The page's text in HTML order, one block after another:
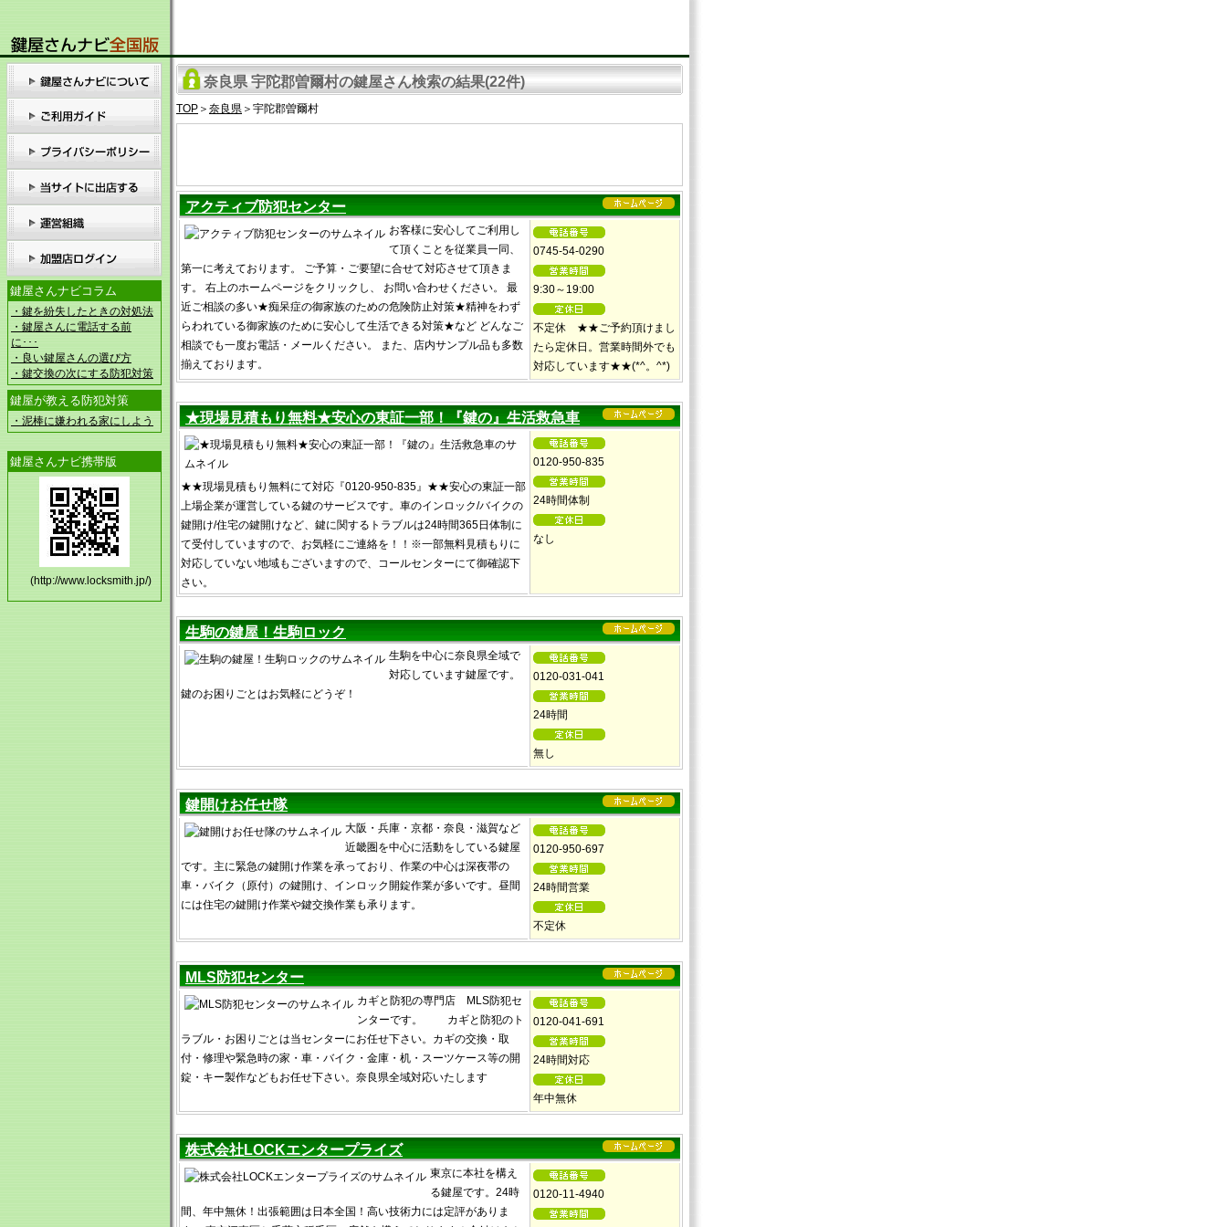
鍵屋さんナビコラム
・鍵を紛失したときの対処法
・鍵屋さんに電話する前
に･･･
・良い鍵屋さんの選び方
・鍵交換の次にする防犯対策
鍵屋が教える防犯対策
・泥棒に嫌われる家にしよう
鍵屋さんナビ携帯版
(http://www.locksmith.jp/)
奈良県 宇陀郡曽爾村の鍵屋さん検索の結果(22件)
TOP ＞ 奈良県 ＞宇陀郡曽爾村
アクティブ防犯センター
お客様に安心してご利用し
て頂くことを従業員一同、
第一に考えております。 ご予算・ご要望に合せて対応させて頂きま
す。 右上のホームページをクリックし、 お問い合わせください。 最
近ご相談の多い★痴呆症の御家族のための危険防止対策★精神をわず
らわれている御家族のために安心して生活できる対策★など どんなご
相談でも一度お電話・メールください。 また、店内サンプル品も多数
揃えております。
0745-54-0290
9:30～19:00
不定休 ★★ご予約頂けまし
たら定休日。営業時間外でも
対応しています★★(*^。^*)
★現場見積もり無料★安心の東証一部！『鍵の』生活救急車
★★現場見積もり無料にて対応『0120-950-835』★★安心の東証一部
上場企業が運営している鍵のサービスです。車のインロック/バイクの
鍵開け/住宅の鍵開けなど、鍵に関するトラブルは24時間365日体制に
て受付していますので、お気軽にご連絡を！！※一部無料見積もりに
対応していない地域もございますので、コールセンターにて御確認下
さい。
0120-950-835
24時間体制
なし
生駒の鍵屋！生駒ロック
生駒を中心に奈良県全域で
対応しています鍵屋です。
鍵のお困りごとはお気軽にどうぞ！
0120-031-041
24時間
無し
鍵開けお任せ隊
大阪・兵庫・京都・奈良・滋賀など
近畿圏を中心に活動をしている鍵屋
です。主に緊急の鍵開け作業を承っており、作業の中心は深夜帯の
車・バイク（原付）の鍵開け、インロック開錠作業が多いです。昼間
には住宅の鍵開け作業や鍵交換作業も承ります。
0120-950-697
24時間営業
不定休
MLS防犯センター
カギと防犯の専門店 MLS防犯セ
ンターです。 カギと防犯のト
ラブル・お困りごとは当センターにお任せ下さい。カギの交換・取
付・修理や緊急時の家・車・バイク・金庫・机・スーツケース等の開
錠・キー製作などもお任せ下さい。奈良県全域対応いたします
0120-041-691
24時間対応
年中無休
株式会社LOCKエンタープライズ
東京に本社を構え
る鍵屋です。24時
間、年中無休！出張範囲は日本全国！高い技術力には定評がありま
0120-11-4940